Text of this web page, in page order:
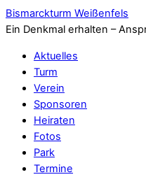
Bismarckturm Weißenfels
Ein Denkmal erhalten –
Aktuelles
Turm
Verein
Sponsoren
Heiraten
Fotos
Park
Termine